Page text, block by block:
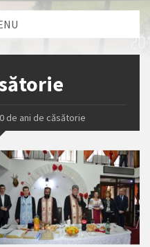
de ani de căsătorie